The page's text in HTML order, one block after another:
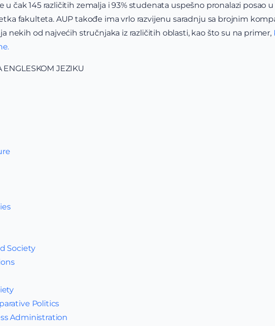
u čak 145 različitih zemalja i 93% studenata uspešno pronalazi posao
fakulteta. AUP takođe ima vrlo razvijenu saradnju sa brojnim
nekih od najvećih stručnjaka iz različitih oblasti, kao što su na primer,
ENGLESKOM JEZIKU
Society
Politics
Administration